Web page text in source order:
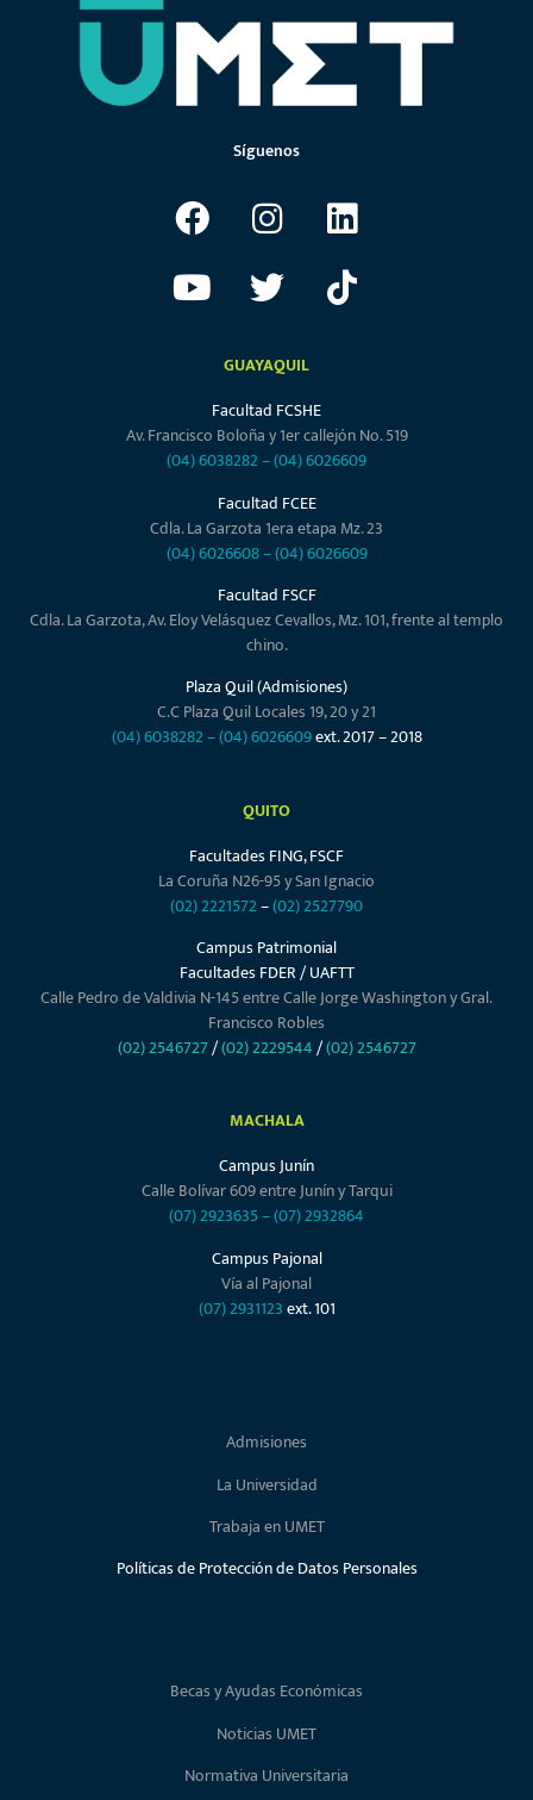
Síguenos
GUAYAQUIL
Facultad FCSHE
Av. Francisco Boloña y 1er callejón No. 519
(04) 6038282–(04) 6026609
Facultad FCEE
Cdla. La Garzota 1era etapa Mz. 23
(04) 6026608–(04) 6026609
Facultad FSCF
Cdla. La Garzota, Av. Eloy Velásquez Cevallos, Mz. 101, frente al templo
chino.
Plaza Quil (Admisiones)
C.C Plaza Quil Locales 19, 20 y 21
(04) 6038282–(04) 6026609ext. 2017 – 2018
QUITO
Facultades FING, FSCF
La Coruña N26-95 y San Ignacio
(02) 2221572–(02) 2527790
Campus Patrimonial
Facultades FDER / UAFTT
Calle Pedro de Valdivia N-145 entre Calle Jorge Washington y Gral.
Francisco Robles
(02) 2546727/(02) 2229544/(02) 2546727
MACHALA
Campus Junín
Calle Bolívar 609 entre Junín y Tarqui
(07) 2923635–(07) 2932864
Campus Pajonal
Vía al Pajonal
(07) 2931123ext. 101
Admisiones
La Universidad
Trabaja en UMET
Políticas de Protección de Datos Personales
Becas y Ayudas Económicas
Noticias UMET
Normativa Universitaria